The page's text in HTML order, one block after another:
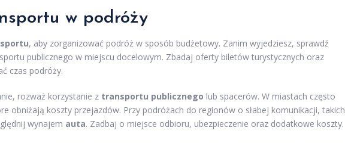
w podróży
, aby zorganizować podróż w sposób budżetowy. Zanim wyjedziesz, sprawdź
publicznego w miejscu docelowym. Zbadaj oferty biletów turystycznych oraz
czas podróży.
rozważ korzystanie z transportu publicznego lub spacerów. W miastach często
obniżają koszty przejazdów. Przy podróżach do regionów o słabej komunikacji, takich
wynajem auta. Zadbaj o miejsce odbioru, ubezpieczenie oraz dodatkowe koszty.